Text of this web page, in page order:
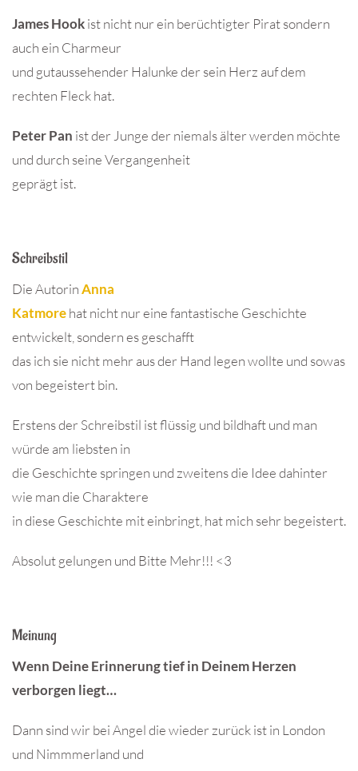
James Hookist nicht nur ein berüchtigter Pirat sondern
auch ein Charmeur
und gutaussehender Halunke der sein Herz auf dem
rechten Fleck hat.
Peter Pan ist der Junge der niemals älter werden möchte
und durch seine Vergangenheit
geprägt ist.
Schreibstil
Die AutorinAnna
Katmorehat nicht nur eine fantastische Geschichte
entwickelt, sondern es geschafft
das ich sie nicht mehr aus der Hand legen wollte und sowas
von begeistert bin.
Erstens der Schreibstil ist flüssig und bildhaft und man
würde am liebsten in
die Geschichte springen und zweitens die Idee dahinter
wie man die Charaktere
in diese Geschichte mit einbringt, hat mich sehr begeistert.
Absolut gelungen und Bitte Mehr!!! <3
Meinung
Wenn Deine Erinnerung tief in Deinem Herzen
verborgen liegt…
Dann sind wir bei Angel die wieder zurück ist in London
und Nimmmerland und